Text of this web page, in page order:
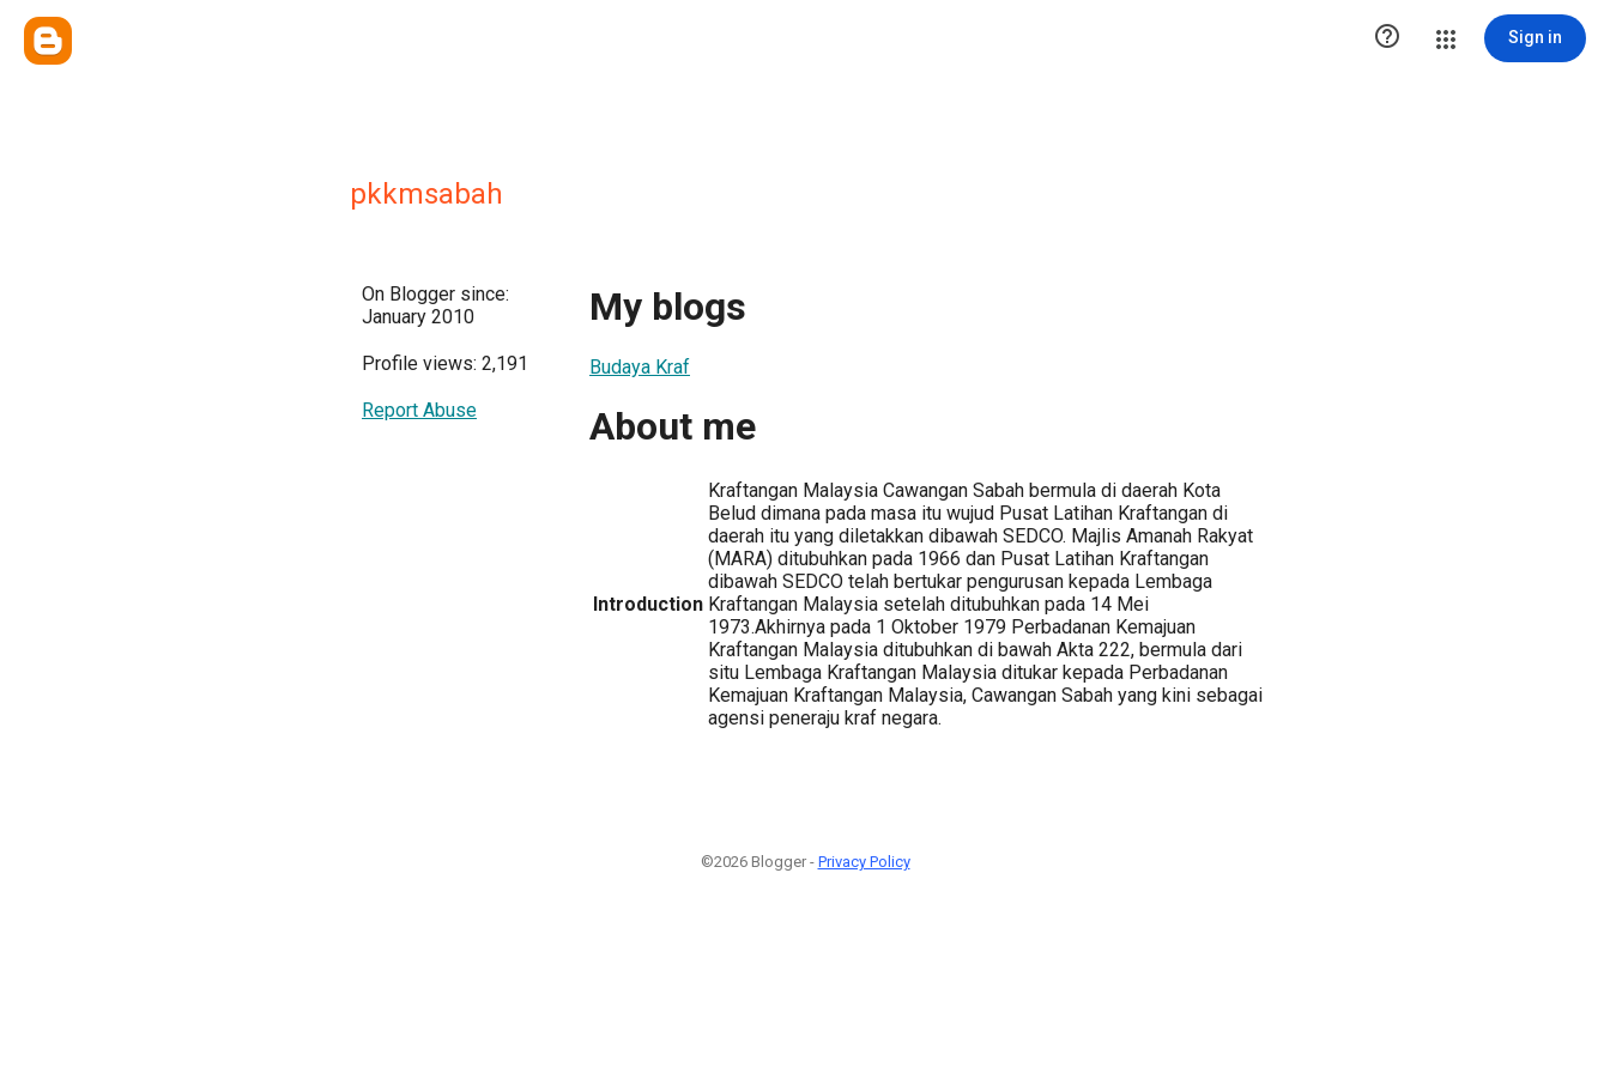
 Sign in
pkkmsabah
On Blogger since:
January 2010
Profile views: 2,191
Report Abuse
My blogs
Budaya Kraf
About me
Introduction
Kraftangan Malaysia Cawangan Sabah bermula di daerah Kota
Belud dimana pada masa itu wujud Pusat Latihan Kraftangan di
daerah itu yang diletakkan dibawah SEDCO. Majlis Amanah Rakyat
(MARA) ditubuhkan pada 1966 dan Pusat Latihan Kraftangan
dibawah SEDCO telah bertukar pengurusan kepada Lembaga
Kraftangan Malaysia setelah ditubuhkan pada 14 Mei
1973.Akhirnya pada 1 Oktober 1979 Perbadanan Kemajuan
Kraftangan Malaysia ditubuhkan di bawah Akta 222, bermula dari
situ Lembaga Kraftangan Malaysia ditukar kepada Perbadanan
Kemajuan Kraftangan Malaysia, Cawangan Sabah yang kini sebagai
agensi peneraju kraf negara.
©2026 Blogger - Privacy Policy